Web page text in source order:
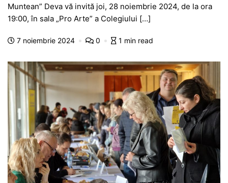
e
b
o
o
k
s
A
p
p
s
e
g
er
er gr
a
m
s
a
e
je
a
ă
Muntean” Deva vă invită joi, 28 noiembrie 2024, de la ora
19:00, în sala „Pro Arte” a Colegiului […]
7 noiembrie 2024 0 1 min read